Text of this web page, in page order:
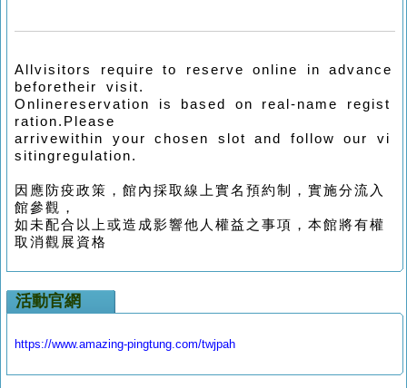
Allvisitors require to reserve online in advance
beforetheir visit.
Onlinereservation is based on real-name regist
ration.Please
arrivewithin your chosen slot and follow our vi
sitingregulation.
因應防疫政策，館內採取線上實名預約制，實施分流入
館參觀，
如未配合以上或造成影響他人權益之事項，本館將有權
取消觀展資格
活動官網
https://www.amazing-pingtung.com/twjpah